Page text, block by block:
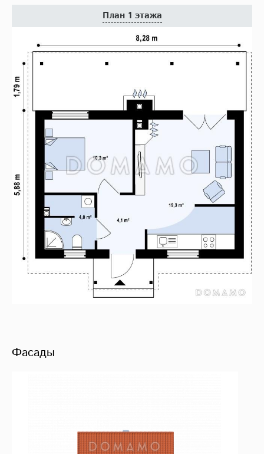
План 1 этажа
Фасады